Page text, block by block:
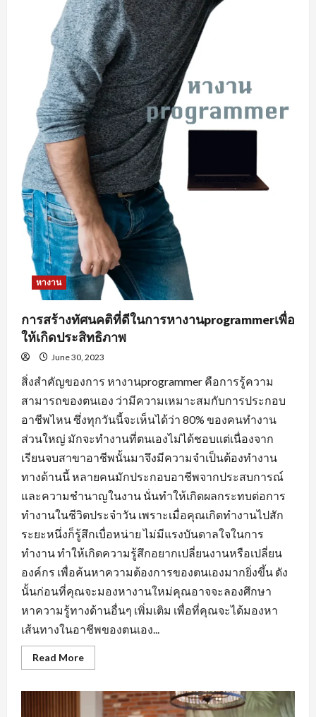
หางาน
การสร้างทัศนคติที่ดีในการหางานprogrammerเพื่อ
ให้เกิดประสิทธิภาพ
June 30, 2023
สิ่งสำคัญของการ หางานprogrammer คือการรู้ความ
สามารถของตนเอง ว่ามีความเหมาะสมกับการประกอบ
อาชีพไหน ซึ่งทุกวันนี้จะเห็นได้ว่า 80% ของคนทำงาน
ส่วนใหญ่ มักจะทำงานที่ตนเองไม่ได้ชอบแต่เนื่องจาก
เรียนจบสาขาอาชีพนั้นมาจึงมีความจำเป็นต้องทำงาน
ทางด้านนี้ หลายคนมักประกอบอาชีพจากประสบการณ์
และความชำนาญในงาน นั่นทำให้เกิดผลกระทบต่อการ
ทำงานในชีวิตประจำวัน เพราะเมื่อคุณเกิดทำงานไปสัก
ระยะหนึ่งก็รู้สึกเบื่อหน่าย ไม่มีแรงบันดาลใจในการ
ทำงาน ทำให้เกิดความรู้สึกอยากเปลี่ยนงานหรือเปลี่ยน
องค์กร เพื่อค้นหาความต้องการของตนเองมากยิ่งขึ้น ดัง
นั้นก่อนที่คุณจะมองหางานใหม่คุณอาจจะลองศึกษา
หาความรู้ทางด้านอื่นๆ เพิ่มเติม เพื่อที่คุณจะได้มองหา
เส้นทางในอาชีพของตนเอง...
Read MoreRead
more
สร้าง
ทัศนคติ